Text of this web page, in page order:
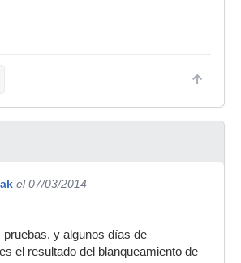
el 07/03/2014
pruebas, y algunos días de
el resultado del blanqueamiento de